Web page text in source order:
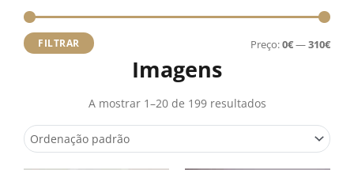
FILTRAR Preço:0€—310€
Imagens
A mostrar 1–20 de 199 resultados